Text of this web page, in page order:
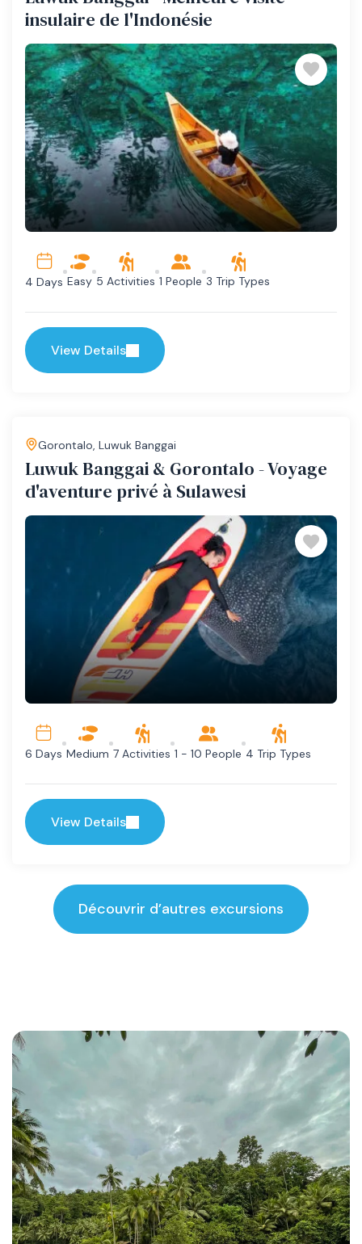
insulaire de l'Indonésie
4 Days Easy 5 Activities 1 People 3 Trip Types
View Details
Gorontalo, Luwuk Banggai
Luwuk Banggai & Gorontalo - Voyage
d'aventure privé à Sulawesi
6 Days Medium 7 Activities 1 - 10 People 4 Trip Types
View Details
Découvrir d’autres excursions